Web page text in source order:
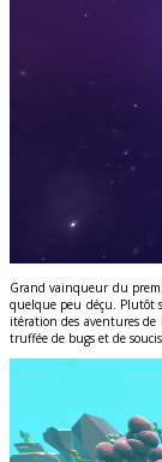
Grand vainqueur du
quelque peu déçu. Plutôt
itération des aventures
truffée de bugs et de